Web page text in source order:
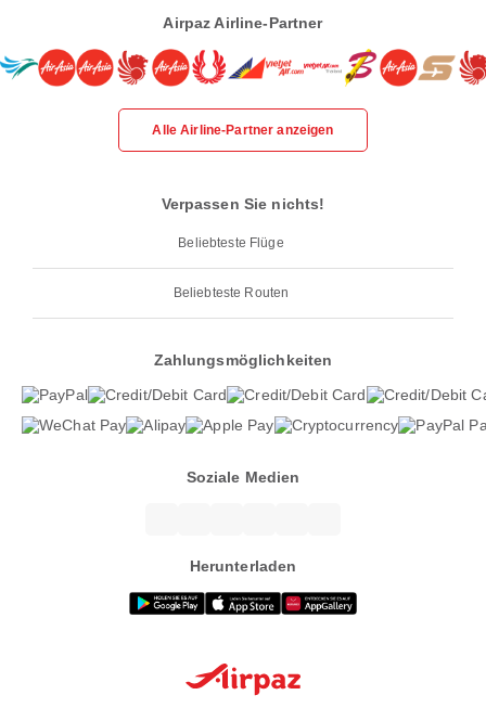
Airpaz Airline-Partner
Alle Airline-Partner anzeigen
Verpassen Sie nichts!
Beliebteste Flüge
Beliebteste Routen
Zahlungsmöglichkeiten
Soziale Medien
Herunterladen